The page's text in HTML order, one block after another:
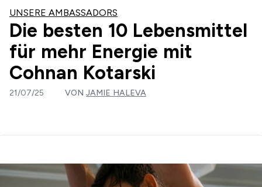
UNSERE AMBASSADORS
Die besten 10 Lebensmittel
für mehr Energie mit
Cohnan Kotarski
21/07/25 VON JAMIE HALEVA